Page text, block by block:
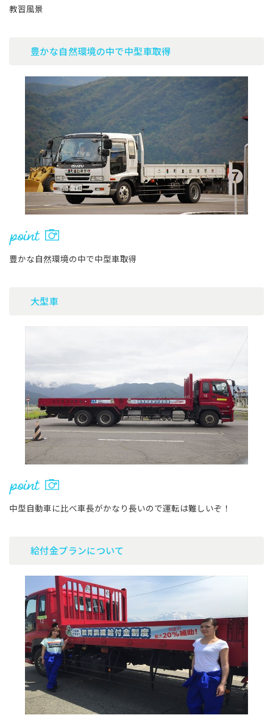
教習風景
豊かな自然環境の中で中型車取得
豊かな自然環境の中で中型車取得
大型車
中型自動車に比べ車長がかなり長いので運転は難しいぞ！
給付金プランについて